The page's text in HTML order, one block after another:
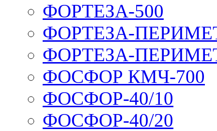
ФОРТЕЗА-500
ФОРТЕЗА-
ФОРТЕЗА-
ФОСФОР КМЧ-700
ФОСФОР-40/10
ФОСФОР-40/20